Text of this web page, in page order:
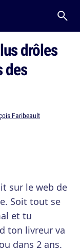
drôles
des
Faribeault
sur le web de
Soit tout se
et tu
ton livreur va
dans 2 ans.